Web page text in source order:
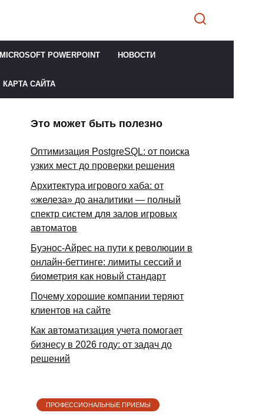
MICROSOFT POWERPOINT НОВОСТИ
КАРТА САЙТА
Это может быть полезно
Оптимизация PostgreSQL: от поиска
узких мест до проверки решения
Архитектура игрового хаба: от
«железа» до аналитики — полный
спектр систем для залов игровых
автоматов
Буэнос-Айрес на пути к революции в
онлайн-беттинге: лимиты сессий и
биометрия как новый стандарт
Почему хорошие компании теряют
клиентов на сайте
Как автоматизация учета помогает
бизнесу в 2026 году: от задач до
решений
ПРОФЕССИОНАЛЬНЫЕ ПРИЕМЫ